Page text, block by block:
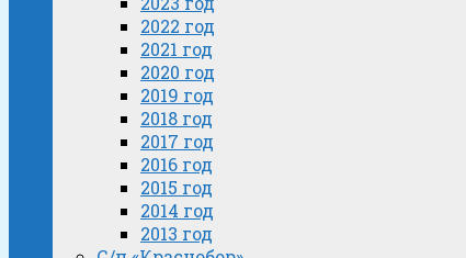
2022 год
2021 год
2020 год
2019 год
2018 год
2017 год
2016 год
2015 год
2014 год
2013 год